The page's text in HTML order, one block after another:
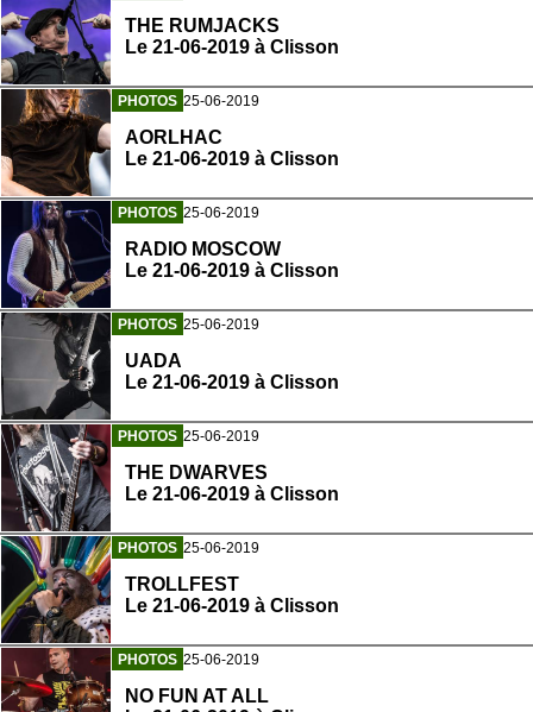
THE RUMJACKS
Le 21-06-2019 à Clisson
PHOTOS 25-06-2019
AORLHAC
Le 21-06-2019 à Clisson
PHOTOS 25-06-2019
RADIO MOSCOW
Le 21-06-2019 à Clisson
PHOTOS 25-06-2019
UADA
Le 21-06-2019 à Clisson
PHOTOS 25-06-2019
THE DWARVES
Le 21-06-2019 à Clisson
PHOTOS 25-06-2019
TROLLFEST
Le 21-06-2019 à Clisson
PHOTOS 25-06-2019
NO FUN AT ALL